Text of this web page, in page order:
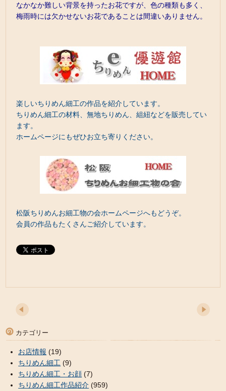
なかなか難しい背景を持ったお花ですが、色の種類も多く、
梅雨時には欠かせないお花であることは間違いありません。
楽しいちりめん細工の作品を紹介しています。
ちりめん細工の材料、無地ちりめん、組紐などを販売してい
ます。
ホームページにもぜひお立ち寄りください。
松阪ちりめんお細工物の会ホームページへもどうぞ。
会員の作品もたくさんご紹介しています。
カテゴリー
お店情報 (19)
ちりめん細工 (9)
ちりめん細工・お顔 (7)
ちりめん細工作品紹介 (959)